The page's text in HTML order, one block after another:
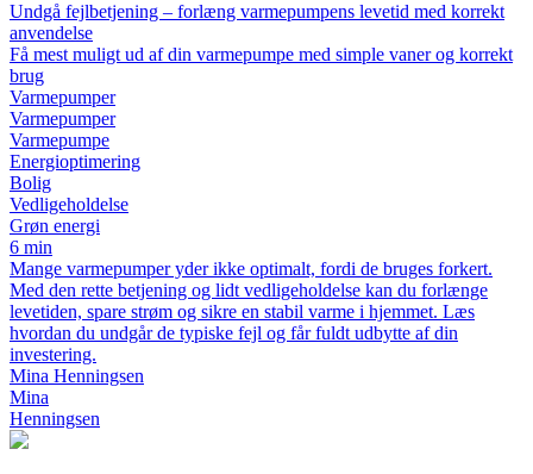
Undgå fejlbetjening – forlæng varmepumpens levetid med korrekt
anvendelse
Få mest muligt ud af din varmepumpe med simple vaner og korrekt
brug
Varmepumper
Varmepumper
Varmepumpe
Energioptimering
Bolig
Vedligeholdelse
Grøn energi
6 min
Mange varmepumper yder ikke optimalt, fordi de bruges forkert.
Med den rette betjening og lidt vedligeholdelse kan du forlænge
levetiden, spare strøm og sikre en stabil varme i hjemmet. Læs
hvordan du undgår de typiske fejl og får fuldt udbytte af din
investering.
Mina Henningsen
Mina
Henningsen